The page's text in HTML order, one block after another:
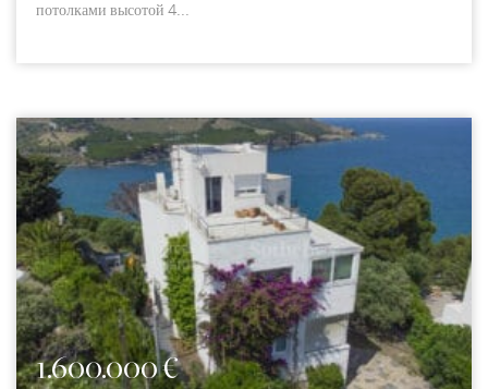
потолками высотой 4...
1.600.000 €